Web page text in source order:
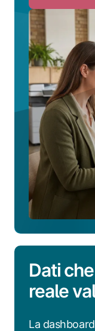
Dati
reale
La